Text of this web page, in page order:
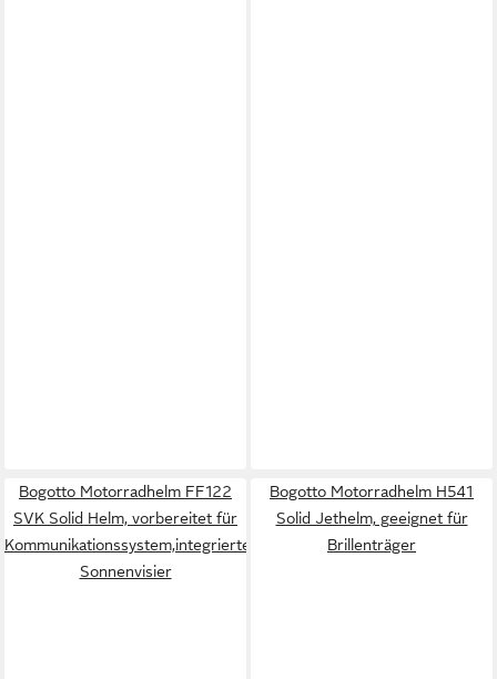
Bogotto Motorradhelm FF122
SVK Solid Helm, vorbereitet für
Kommunikationssystem,integriertes
Sonnenvisier
Bogotto Motorradhelm H541
Solid Jethelm, geeignet für
Brillenträger